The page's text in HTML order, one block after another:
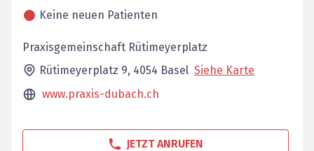
Keine neuen Patienten
Praxisgemeinschaft Rütimeyerplatz
Rütimeyerplatz 9, 4054 Basel Siehe Karte
www.praxis-dubach.ch
JETZT ANRUFEN